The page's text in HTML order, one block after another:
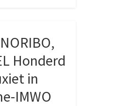
Honderd
in
IMWO